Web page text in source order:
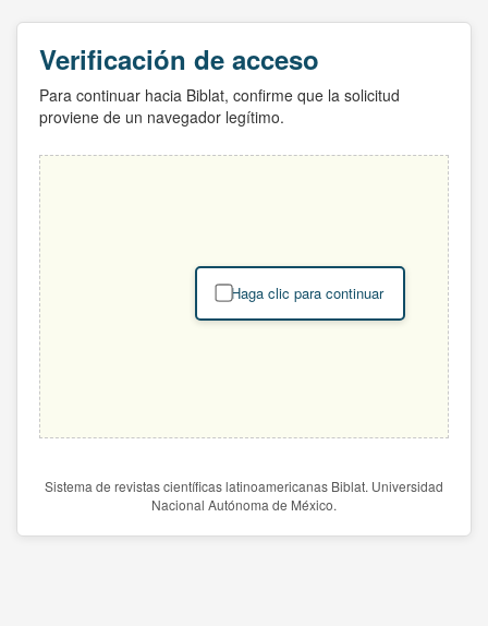
Verificación de acceso
Para continuar hacia Biblat, confirme que la solicitud
proviene de un navegador legítimo.
Haga clic para continuar
Sistema de revistas científicas latinoamericanas Biblat. Universidad
Nacional Autónoma de México.